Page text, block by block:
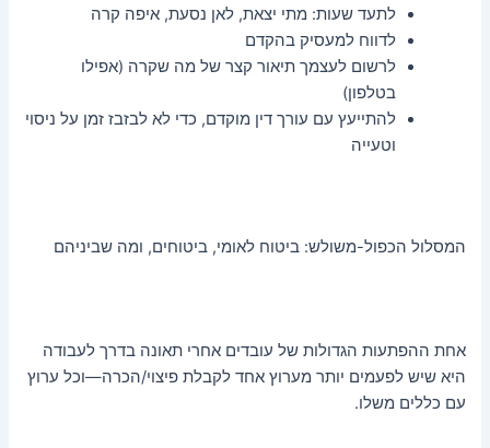
לתעד שעות: מתי יצאת, לאן נסעת, איפה קרה
לדווח למעסיק בהקדם
לרשום לעצמך תיאור קצר של מה שקרה (אפילו
בטלפון)
להתייעץ עם עורך דין מוקדם, כדי לא לבזבז זמן על ניסוי
וטעייה
המסלול הכפול-משולש: ביטוח לאומי, ביטוחים, ומה שביניהם
אחת ההפתעות הגדולות של עובדים אחרי תאונה בדרך לעבודה
היא שיש לפעמים יותר מערוץ אחד לקבלת פיצוי/הכרה—וכל ערוץ
עם כללים משלו.